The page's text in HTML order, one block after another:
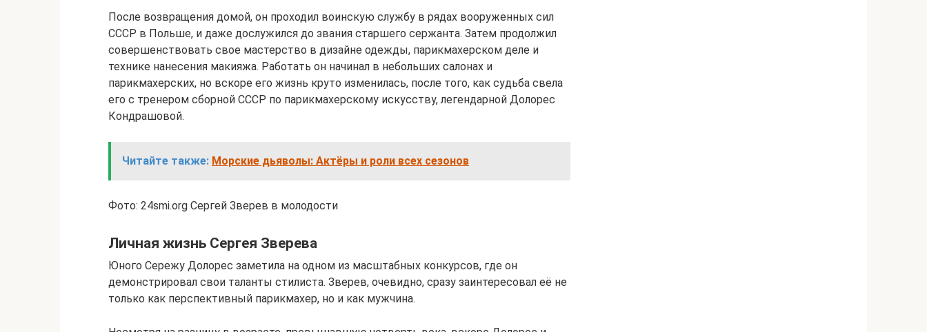
После возвращения домой, он проходил воинскую службу в рядах вооруженных сил
СССР в Польше, и даже дослужился до звания старшего сержанта. Затем продолжил
совершенствовать свое мастерство в дизайне одежды, парикмахерском деле и
технике нанесения макияжа. Работать он начинал в небольших салонах и
парикмахерских, но вскоре его жизнь круто изменилась, после того, как судьба свела
его с тренером сборной СССР по парикмахерскому искусству, легендарной Долорес
Кондрашовой.
Читайте также: Морские дьяволы: Актёры и роли всех сезонов
Фото: 24smi.org Сергей Зверев в молодости
Личная жизнь Сергея Зверева
Юного Сережу Долорес заметила на одном из масштабных конкурсов, где он
демонстрировал свои таланты стилиста. Зверев, очевидно, сразу заинтересовал её не
только как перспективный парикмахер, но и как мужчина.